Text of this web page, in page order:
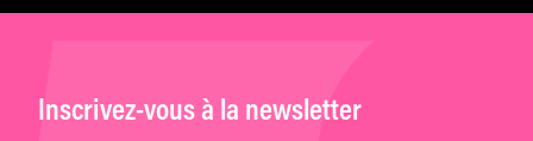
Inscrivez-vous à la newsletter